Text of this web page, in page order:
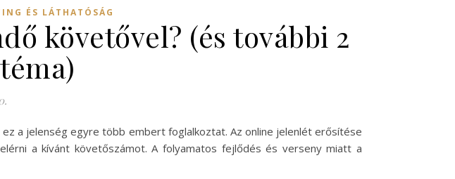
ÉS LÁTHATÓSÁG
követővel? (és további 2
a jelenség egyre több embert foglalkoztat. Az online jelenlét erősítése
a kívánt követőszámot. A folyamatos fejlődés és verseny miatt a